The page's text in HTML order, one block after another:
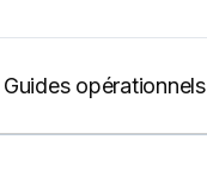
Guides opérationnels